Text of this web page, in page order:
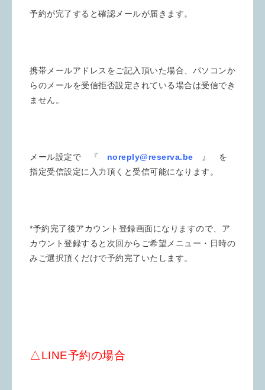
予約が完了すると確認メールが届きます。
携帯メールアドレスをご記入頂いた場合、パソコンか
らのメールを受信拒否設定されている場合は受信でき
ません。
メール設定で 『 noreply@reserva.be
』 を
指定受信設定に入力頂くと受信可能になります。
*予約完了後アカウント登録画面になりますので、ア
カウント登録すると次回からご希望メニュー・日時の
みご選択頂くだけで予約完了いたします。
△LINE予約の場合